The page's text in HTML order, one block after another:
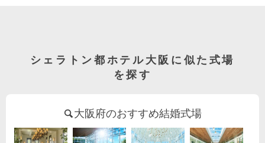
シェラトン都ホテル大阪に似た式場
を探す
大阪府のおすすめ結婚式場